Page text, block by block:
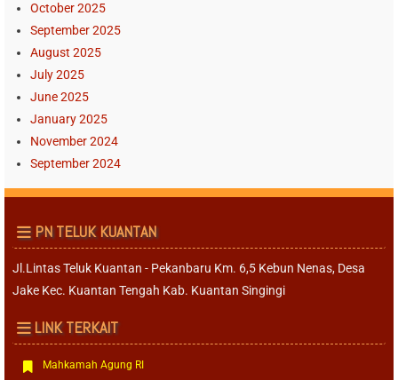
October 2025
September 2025
August 2025
July 2025
June 2025
January 2025
November 2024
September 2024
PN TELUK KUANTAN
Jl.Lintas Teluk Kuantan - Pekanbaru Km. 6,5 Kebun Nenas, Desa
Jake Kec. Kuantan Tengah Kab. Kuantan Singingi
LINK TERKAIT
Mahkamah Agung RI